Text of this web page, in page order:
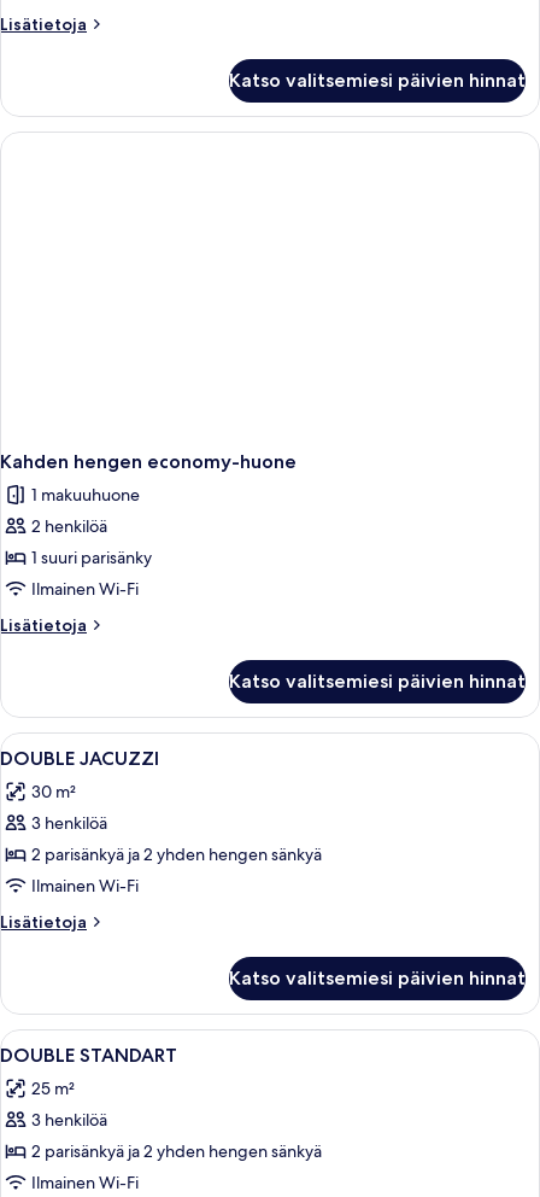
kuvat
Lisätietoja
Lisätietoja
Room
with
Sea
Katso valitsemiesi päivien hinnat
Kahden hengen economy-huone
1 makuuhuone
2 henkilöä
1 suuri parisänky
Ilmainen Wi-Fi
Lisätietoja
Lisätietoja
economy-
huone
Katso valitsemiesi päivien hinnat
Avaa
kaikki
huonetyypin
DOUBLE
JACUZZI
kuvat
Minibaari (osa tuotteista ilmaisia),
8
DOUBLE JACUZZI
30 m²
3 henkilöä
2 parisänkyä ja 2 yhden hengen sänkyä
Ilmainen Wi-Fi
Lisätietoja
Lisätietoja
Katso valitsemiesi päivien hinnat
Avaa
kaikki
huonetyypin
DOUBLE
STANDART
kuvat
Minibaari (osa tuotteista ilmaisia),
4
DOUBLE STANDART
25 m²
3 henkilöä
2 parisänkyä ja 2 yhden hengen sänkyä
Ilmainen Wi-Fi